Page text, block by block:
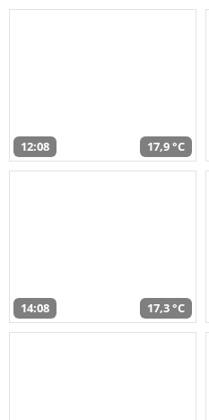
12:08 17,9 °C
14:08 17,3 °C